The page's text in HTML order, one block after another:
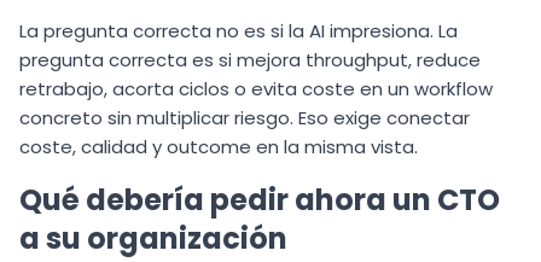
La pregunta correcta no es si la AI impresiona. La
pregunta correcta es si mejora throughput, reduce
retrabajo, acorta ciclos o evita coste en un workflow
concreto sin multiplicar riesgo. Eso exige conectar
coste, calidad y outcome en la misma vista.
Qué debería pedir ahora un CTO
a su organización